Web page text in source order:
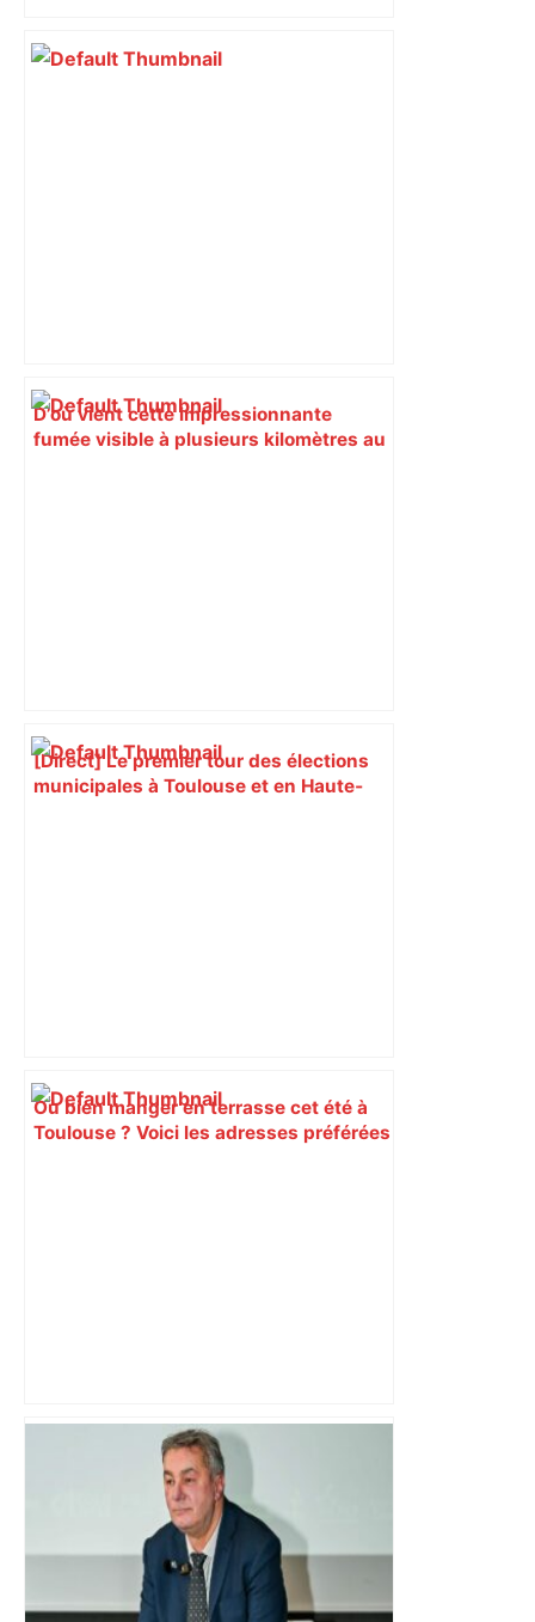
D’où vient cette impressionnante
fumée visible à plusieurs kilomètres au
[Direct] Le premier tour des élections
municipales à Toulouse et en Haute‐
Où bien manger en terrasse cet été à
Toulouse ? Voici les adresses préférées
"C’est l’une des plus fortes
fréquentations du circuit" : Toulouse
est-elle la capitale du poker amateur –